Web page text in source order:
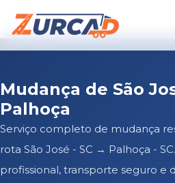
Mudança de São
Palhoça
Serviço completo de mudança
rota São José - SC → Palhoça -
profissional, transporte seguro e